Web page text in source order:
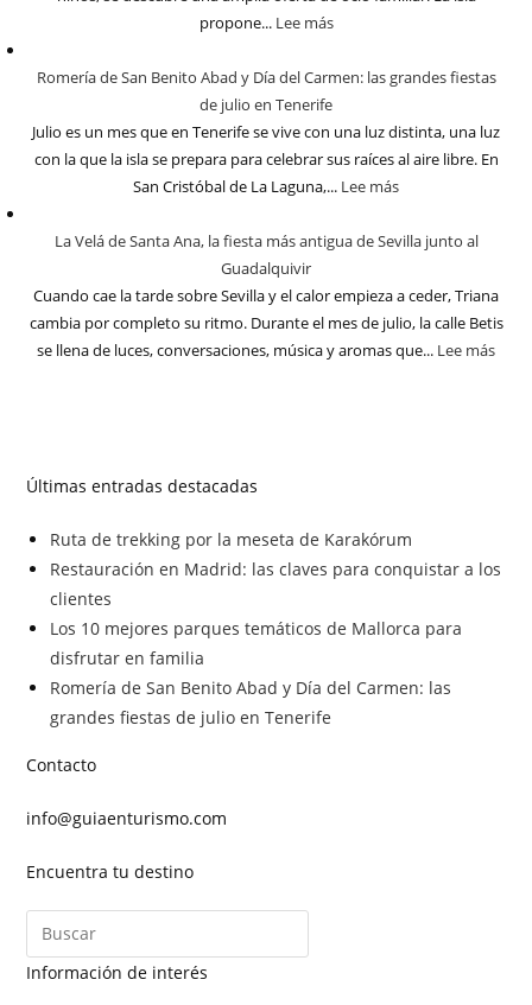
propone... Lee más
Romería de San Benito Abad y Día del Carmen: las grandes fiestas
de julio en Tenerife
Julio es un mes que en Tenerife se vive con una luz distinta, una luz
con la que la isla se prepara para celebrar sus raíces al aire libre. En
San Cristóbal de La Laguna,... Lee más
La Velá de Santa Ana, la fiesta más antigua de Sevilla junto al
Guadalquivir
Cuando cae la tarde sobre Sevilla y el calor empieza a ceder, Triana
cambia por completo su ritmo. Durante el mes de julio, la calle Betis
se llena de luces, conversaciones, música y aromas que... Lee más
Últimas entradas destacadas
Ruta de trekking por la meseta de Karakórum
Restauración en Madrid: las claves para conquistar a los
clientes
Los 10 mejores parques temáticos de Mallorca para
disfrutar en familia
Romería de San Benito Abad y Día del Carmen: las
grandes fiestas de julio en Tenerife
Contacto
info@guiaenturismo.com
Encuentra tu destino
Información de interés